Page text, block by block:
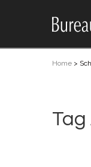
Home >
Tag